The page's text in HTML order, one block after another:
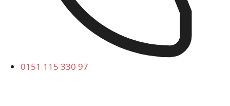
0151 115 330 97